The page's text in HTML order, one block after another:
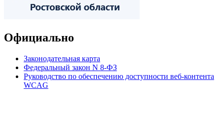
Официально
Законодательная карта
Федеральный закон N 8-ФЗ
Руководство по обеспечению доступности веб-контента
WCAG